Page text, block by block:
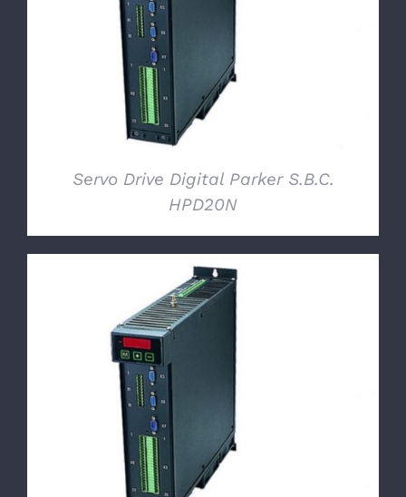
DETTAGLI
Servo Drive Digital Parker S.B.C.
HPD20N
DETTAGLI